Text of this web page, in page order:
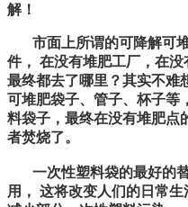
解！
市面上所谓的可降解可
件， 在没有堆肥工厂，在没
最终都去了哪里？其实不难
可堆肥袋子、管子、杯子等
料袋子，最终在没有堆肥点
者焚烧了。
一次性塑料袋的最好的
用， 这将改变人们的日常